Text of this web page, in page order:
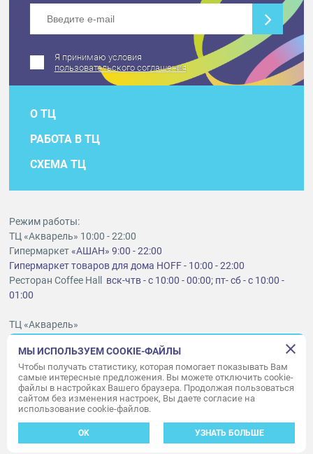
Я принимаю условия
пользовательского соглашения
О ТЦ
РАБОТА В ТЦ
СХЕМА ТЦ
Режим работы:
ТЦ «Акварель» 10:00 - 22:00
Гипермаркет«АШАН» 9:00 - 22:00
Гипермаркет товаров для дома HOFF - 10:00 - 22:00
Ресторан Coffee Hall вск-чтв - с 10:00 - 00:00; пт- сб - с 10:00 -
01:00
ТЦ «Акварель»
lt@aquarelle-centre.ru
ООО «Акварель»
© «Акварель» 2010–2026. Все права защищены.
Дизайн концепция сайта —
Адаптивный дизайн и программирование —34 ВЕБ
МЫ ИСПОЛЬЗУЕМ COOKIE-ФАЙЛЫ
Чтобы получать статистику, которая помогает показывать Вам
самые интересные предложения. Вы можете отключить cookie-
файлы в настройках Вашего браузера. Продолжая пользоваться
сайтом без изменения настроек, Вы даете согласие на
использование cookie-файлов.
OK УЗНАТЬ БОЛЬШЕ